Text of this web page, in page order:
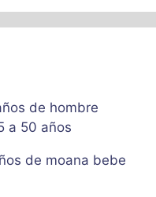
de hombre
a 50 años
de moana bebe